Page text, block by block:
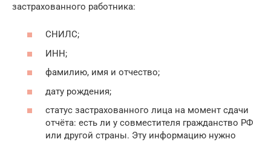
застрахованного работника:
СНИЛС;
ИНН;
фамилию, имя и отчество;
дату рождения;
статус застрахованного лица на момент сдачи
отчёта: есть ли у совместителя гражданство РФ
или другой страны. Эту информацию нужно